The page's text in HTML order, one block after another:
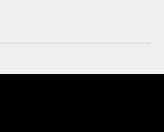
Madrid, 28017